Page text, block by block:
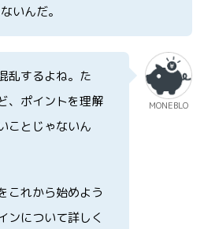
いんだ。
乱するよね。た
、ポイントを理解
ことじゃないん
これから始めよう
ンについて詳しく
MONEBLO